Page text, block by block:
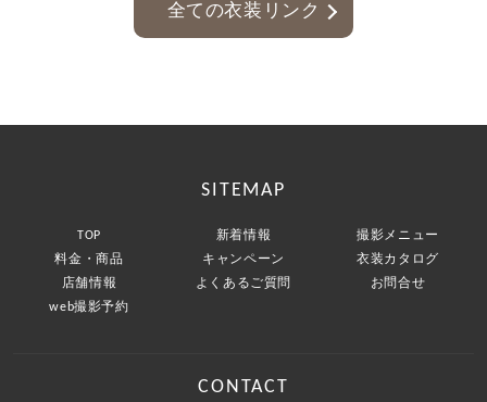
全ての衣装リンク
SITEMAP
TOP 新着情報
撮影メニュー
料金・商品
キャンペーン
衣装カタログ
店舗情報
よくあるご質問
お問合せ
web撮影予約
CONTACT